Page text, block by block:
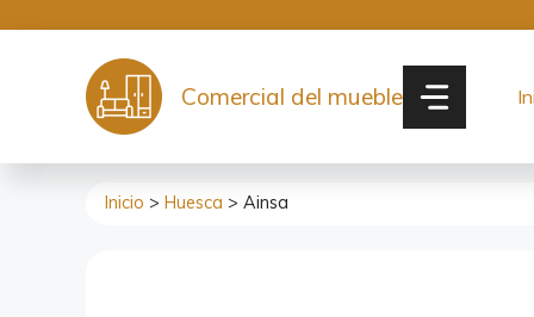
contenido
Comercial del mueble
Inicio > Huesca > Ainsa